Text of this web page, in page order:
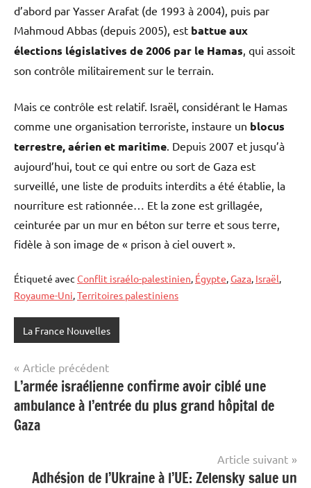
d’abord par Yasser Arafat (de 1993 à 2004), puis par
Mahmoud Abbas (depuis 2005), est battue aux
élections législatives de 2006 par le Hamas, qui assoit
son contrôle militairement sur le terrain.
Mais ce contrôle est relatif. Israël, considérant le Hamas
comme une organisation terroriste, instaure un blocus
terrestre, aérien et maritime. Depuis 2007 et jusqu’à
aujourd’hui, tout ce qui entre ou sort de Gaza est
surveillé, une liste de produits interdits a été établie, la
nourriture est rationnée… Et la zone est grillagée,
ceinturée par un mur en béton sur terre et sous terre,
fidèle à son image de « prison à ciel ouvert ».
Étiqueté avec Conflit israélo-palestinien, Égypte,Gaza, Israël,
Royaume-Uni,Territoires palestiniens
La France Nouvelles
Navigation
de
l’article
Article précédent
L’armée israélienne confirme avoir ciblé une
ambulance à l’entrée du plus grand hôpital de
Gaza
Article suivant
Adhésion de l’Ukraine à l’UE: Zelensky salue un